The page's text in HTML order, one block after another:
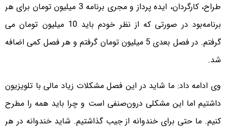
طراح، کارگردان، ایده پرداز و مجری برنامه 3 میلیون تومان برای هر
برنامه‌بود در صورتی که از نظر خودم باید 10 میلیون تومان می
گرفتم. در فصل بعدی 5 میلیون تومان گرفتم و هر فصل کمی اضافه
شد.
وی ادامه داد: ما شاید در این فصل مشکلات زیاد مالی با تلویزیون
داشتیم اما این مشکلی درون‌صنفی است و چرا باید همه را مطرح
کنیم. ما حتی برای خندوانه از جیب گذاشتیم. شاید خندوانه در هر